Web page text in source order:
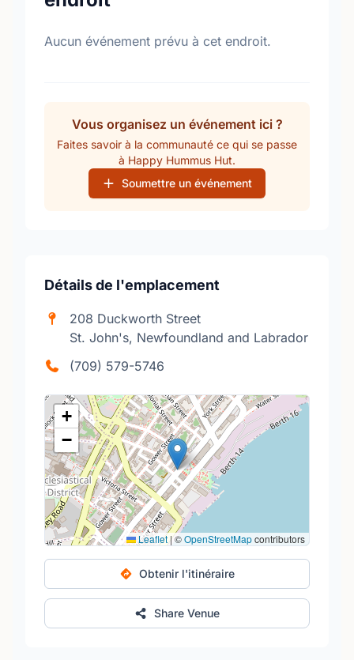
Aucun événement prévu à cet endroit.
Vous organisez un événement ici ?
Faites savoir à la communauté ce qui se passe
à Happy Hummus Hut.
Soumettre un événement
Détails de l'emplacement
208 Duckworth Street
St. John's, Newfoundland and Labrador
(709) 579-5746
+
−
Leaflet |©OpenStreetMapcontributors
Obtenir l'itinéraire
Share Venue